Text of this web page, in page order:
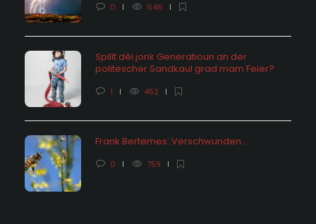
0 646
Spillt déi jonk Generatioun an der
politescher Sandkaul grad mam Feier?
1 452
Frank Bertemes: Verschwunden….
0 759